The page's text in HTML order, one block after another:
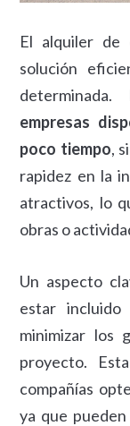
El alquiler de
solución
determinada.
empresas
poco tiempo,
rapidez en la
atractivos, lo
obras o
Un aspecto
estar
minimizar los
proyecto.
compañías
ya que